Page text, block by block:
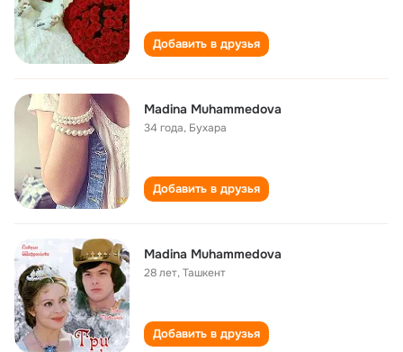
Добавить в друзья
Madina Muhammedova
34 года, Бухара
Добавить в друзья
Madina Muhammedova
28 лет,Ташкент
Добавить в друзья